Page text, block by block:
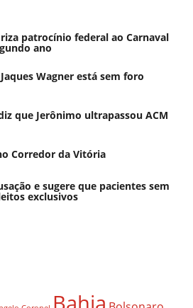
patrocínio federal ao Carnaval
ano
Wagner está sem foro
que Jerônimo ultrapassou ACM
Corredor da Vitória
e sugere que pacientes sem
exclusivos